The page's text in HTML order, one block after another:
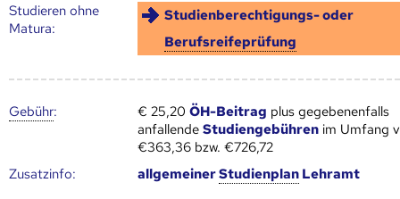
Studieren ohne
Matura:
Studienberechtigungs- oder
Berufsreifeprüfung
Gebühr: € 25,20ÖH-Beitrag plus gegebenenfalls
anfallendeStudiengebühren im Umfang
€363,36 bzw. €726,72
Zusatz­info:
allgemeinerStudien­plan Lehramt